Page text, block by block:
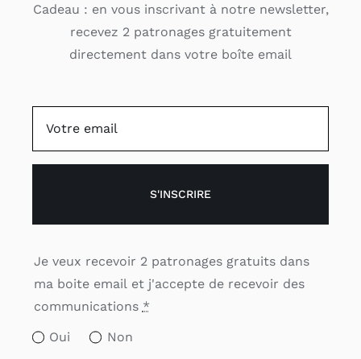
Cadeau : en vous inscrivant à notre newsletter,
recevez 2 patronages gratuitement
directement dans votre boîte email
S'INSCRIRE
Je veux recevoir 2 patronages gratuits dans
ma boite email et j'accepte de recevoir des
communications *
Oui Non